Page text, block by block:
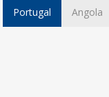
Portugal Angola